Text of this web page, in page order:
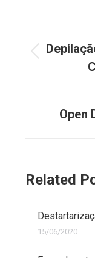
Open
Related
15/06/2020